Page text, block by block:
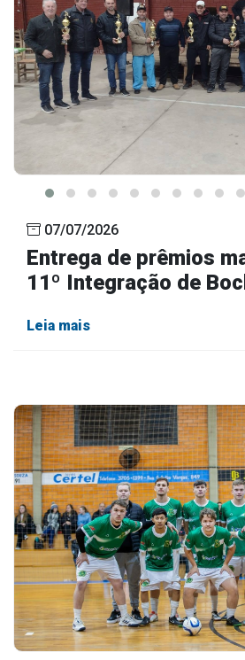
07/07/2026
Entrega de prêmios
11º Integração de
Leia mais